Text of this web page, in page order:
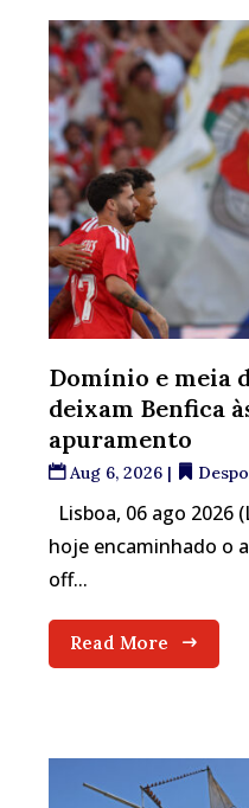
Domínio e meia
deixam Benfica
apuramento
Aug 6, 2026 |
Lisboa, 06 ago 2026
hoje encaminhado o
off...
Read More